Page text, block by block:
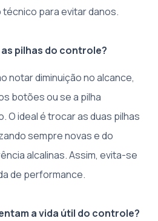
para evitar danos.
pilhas do controle?
notar diminuição no alcance,
botões ou se a pilha
O ideal é trocar as duas pilhas
sempre novas e do
alcalinas. Assim, evita-se
de performance.
a vida útil do controle?